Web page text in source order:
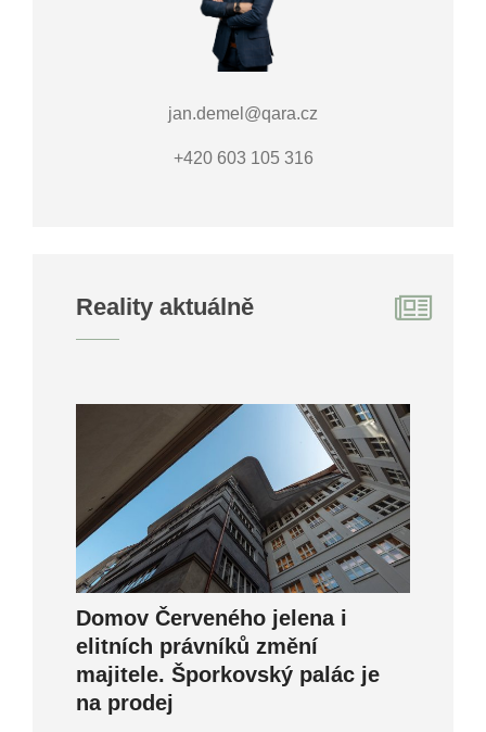
jan.demel@qara.cz
+420 603 105 316
Reality aktuálně
Domov Červeného jelena i
elitních právníků změní
majitele. Šporkovský palác je
na prodej